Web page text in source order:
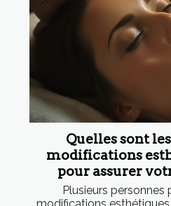
Quelles sont
modifications
pour assurer
Plusieurs